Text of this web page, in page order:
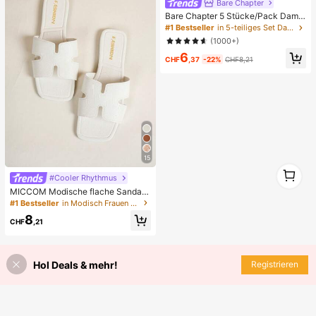
15
#Cooler Rhythmus
MICCOM Modische flache Sandale
n für Damen, quadratische Zehenp
vielseitige Damen-Flachslipper für
#1 Bestseller in Modisch Frauen Rutschen
CHF8 ,21
Bare Chapter
Bare Chapter 5 Stücke/Pack Dame
n Spitze Patchwork Schleife Leopa
rdenmuster String Höschen
#1 Bestseller
in 5-teiliges Set Damen Tangas
(1000+)
CHF6 ,37 -22% CHF8,21
Hol Deals & mehr! Registrieren